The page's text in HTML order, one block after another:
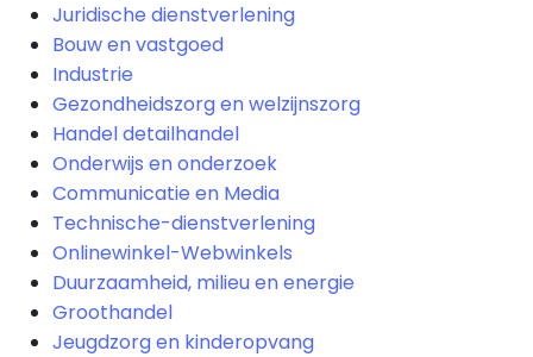
Juridische dienstverlening
Bouw en vastgoed
Industrie
Gezondheidszorg en welzijnszorg
Handel detailhandel
Onderwijs en onderzoek
Communicatie en Media
Technische-dienstverlening
Onlinewinkel-Webwinkels
Duurzaamheid, milieu en energie
Groothandel
Jeugdzorg en kinderopvang